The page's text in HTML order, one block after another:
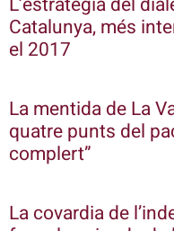
Catalunya, més
el 2017
La mentida de La
quatre punts del
complert”
La covardia de